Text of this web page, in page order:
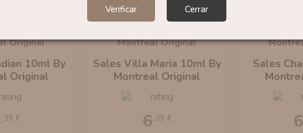
Verificar Cerrar
10ml By
Original
,35 €
Sales Villa Maria 10ml By
Montreal Original
6 ,35 €
Sales
6